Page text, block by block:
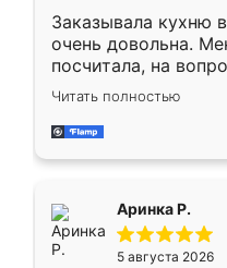
Заказывала кухню
очень довольна.
посчитала, на
Замерщик приехал
делу со всей
за день, ребята
Читать полностью
Аринка Р.
5 августа 2026